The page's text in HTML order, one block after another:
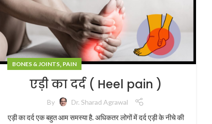
BONES & JOINTS, PAIN
एड़ी का दर्द ( Heel pain )
By Dr. Sharad Agrawal
एड़ी का दर्द एक बहुत आम समस्या है. अधिकतर लोगों में दर्द एड़ी के नीचे की